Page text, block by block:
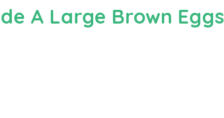
A Large Brown Eggs